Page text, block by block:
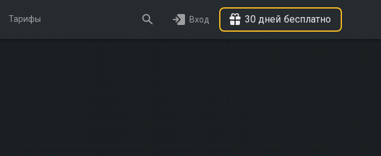
Тарифы Вход 30 дней бесплатно